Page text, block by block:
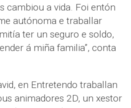
cambiou a vida. Foi entón
autónoma e traballar
ter un seguro e soldo,
á miña familia”, conta
en Entretendo traballan
animadores 2D, un xestor